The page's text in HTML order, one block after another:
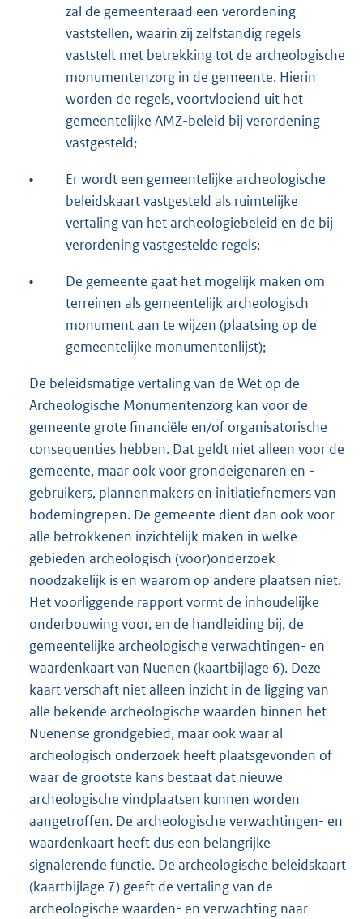
zal de gemeenteraad een verordening
vaststellen, waarin zij zelfstandig regels
vaststelt met betrekking tot de archeologische
monumentenzorg in de gemeente. Hierin
worden de regels, voortvloeiend uit het
gemeentelijke AMZ-beleid bij verordening
vastgesteld;
•
Er wordt een gemeentelijke archeologische
beleidskaart vastgesteld als ruimtelijke
vertaling van het archeologiebeleid en de bij
verordening vastgestelde regels;
•
De gemeente gaat het mogelijk maken om
terreinen als gemeentelijk archeologisch
monument aan te wijzen (plaatsing op de
gemeentelijke monumentenlijst);
De beleidsmatige vertaling van de Wet op de
Archeologische Monumentenzorg kan voor de
gemeente grote financiële en/of organisatorische
consequenties hebben. Dat geldt niet alleen voor de
gemeente, maar ook voor grondeigenaren en -
gebruikers, plannenmakers en initiatiefnemers van
bodemingrepen. De gemeente dient dan ook voor
alle betrokkenen inzichtelijk maken in welke
gebieden archeologisch (voor)onderzoek
noodzakelijk is en waarom op andere plaatsen niet.
Het voorliggende rapport vormt de inhoudelijke
onderbouwing voor, en de handleiding bij, de
gemeentelijke archeologische verwachtingen- en
waardenkaart van Nuenen (kaartbijlage 6). Deze
kaart verschaft niet alleen inzicht in de ligging van
alle bekende archeologische waarden binnen het
Nuenense grondgebied, maar ook waar al
archeologisch onderzoek heeft plaatsgevonden of
waar de grootste kans bestaat dat nieuwe
archeologische vindplaatsen kunnen worden
aangetroffen. De archeologische verwachtingen- en
waardenkaart heeft dus een belangrijke
signalerende functie. De archeologische beleidskaart
(kaartbijlage 7) geeft de vertaling van de
archeologische waarden- en verwachting naar